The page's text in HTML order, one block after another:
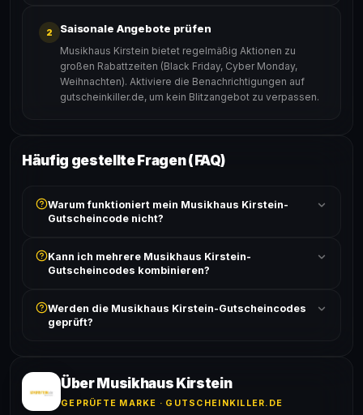
2 Saisonale Angebote prüfen
Musikhaus Kirstein bietet regelmäßig Aktionen zu
großen Rabattzeiten (Black Friday, Cyber Monday,
Weihnachten). Aktiviere die Benachrichtigungen auf
gutscheinkiller.de, um kein Blitzangebot zu verpassen.
Häufig gestellte Fragen (FAQ)
Warum funktioniert mein Musikhaus Kirstein-
Gutscheincode nicht?
ist und ob der Code nicht für bereits reduzierte Artikel
gilt. Alle Bedingungen findest du unter „Details".
Kann ich mehrere Musikhaus Kirstein-
Gutscheincodes kombinieren?
akzeptiert. Die Kombination mehrerer Codes ist meist
ausgeschlossen, sofern die Angebotsbedingungen
Werden die Musikhaus Kirstein-Gutscheincodes
geprüft?
Erfolgsquote wird bei jedem Angebot angezeigt.
Über Musikhaus Kirstein
GEPRÜFTE MARKE · GUTSCHEINKILLER.DE